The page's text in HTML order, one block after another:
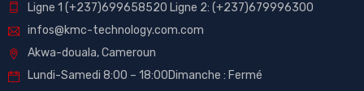
Ligne 1 (+237)699658520 Ligne 2: (+237)679996300
infos@kmc-technology.com.com
Akwa-douala, Cameroun
Lundi-Samedi 8:00 – 18:00Dimanche : Fermé